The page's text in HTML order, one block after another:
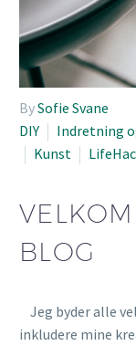
BySofie Svane
DIY
Indretning
Kunst
BLOG
Jeg byder alle
inkludere mine